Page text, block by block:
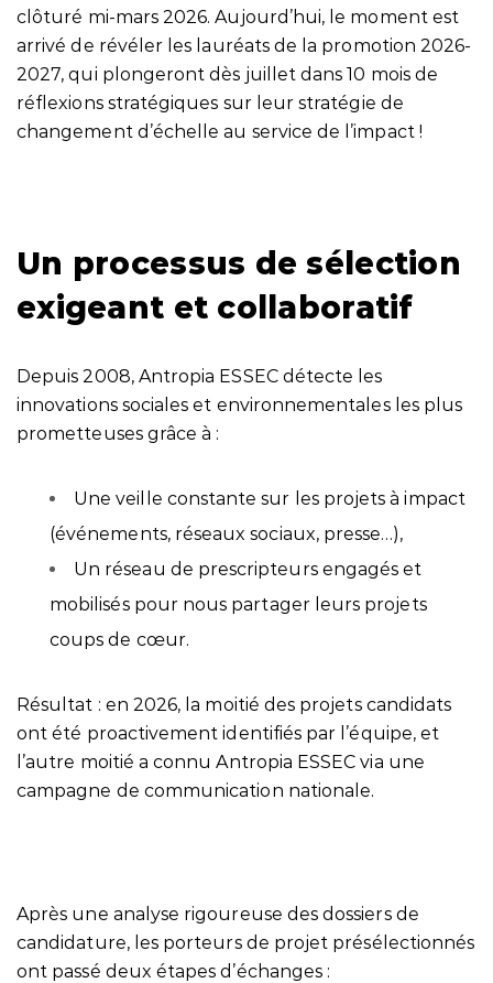
clôturé mi-mars 2026. Aujourd’hui, le moment est
arrivé de révéler les lauréats de la promotion 2026-
2027, qui plongeront dès juillet dans 10 mois de
réflexions stratégiques sur leur stratégie de
changement d’échelle au service de l’impact !
Un processus de sélection
exigeant et collaboratif
Depuis 2008, Antropia ESSEC détecte les
innovations sociales et environnementales les plus
prometteuses grâce à :
Une veille constante sur les projets à impact
(événements, réseaux sociaux, presse…),
Un réseau de prescripteurs engagés et
mobilisés pour nous partager leurs projets
coups de cœur.
Résultat : en 2026, la moitié des projets candidats
ont été proactivement identifiés par l’équipe, et
l’autre moitié a connu Antropia ESSEC via une
campagne de communication nationale.
Après une analyse rigoureuse des dossiers de
candidature, les porteurs de projet présélectionnés
ont passé deux étapes d’échanges :